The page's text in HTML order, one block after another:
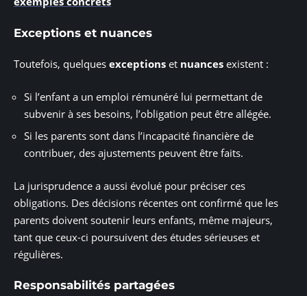
Exceptions et nuances
Toutefois, quelques exceptions et nuances existent :
Si l’enfant a un emploi rémunéré lui permettant de
subvenir à ses besoins, l’obligation peut être allégée.
Si les parents sont dans l’incapacité financière de
contribuer, des ajustements peuvent être faits.
La jurisprudence a aussi évolué pour préciser ces
obligations. Des décisions récentes ont confirmé que les
parents doivent soutenir leurs enfants, même majeurs,
tant que ceux-ci poursuivent des études sérieuses et
régulières.
Responsabilités partagées